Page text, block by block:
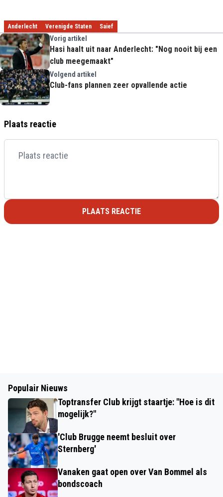
Anderlecht Verenigde Staten Saief
Vorig artikel
Hasi haalt uit naar Anderlecht: "Nog nooit bij een
club meegemaakt"
Volgend artikel
Club-fans plannen zeer opvallende actie
Plaats reactie
PLAATS REACTIE
Populair Nieuws
Toptransfer Club krijgt staartje: "Hoe is dit
mogelijk?"
'Club Brugge neemt besluit over
Sternberg'
Vanaken gaat open over Van Bommel als
bondscoach